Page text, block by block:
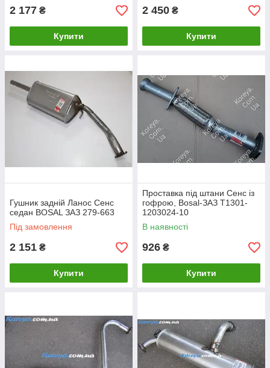
2 177 ₴
Купити
2 450 ₴
Купити
Гушник задній Ланос Сенс
седан BOSAL ЗАЗ 279-663
Під замовлення
2 151 ₴
Купити
Проставка під штани Сенс із
гофрою, Bosal-ЗАЗ Т1301-
1203024-10
В наявності
926 ₴
Купити